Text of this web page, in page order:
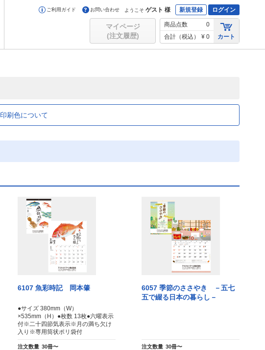
ご利用ガイド お問い合わせ ようこそ ゲスト 様 新規登録 ログイン
マイページ
(注文履歴)
商品点数
0
合計（税込）
¥ 0 カート
印刷色について
6107 魚彩時記 岡本肇
●サイズ 380mm（W）
×535mm（H）●枚数 13枚●六曜表示
付※二十四節気表示※月の満ち欠け
入り※専用筒状ポリ袋付
注文数量 30冊〜
6057 季節のささやき －五七
五で綴る日本の暮らし－
注文数量 30冊〜